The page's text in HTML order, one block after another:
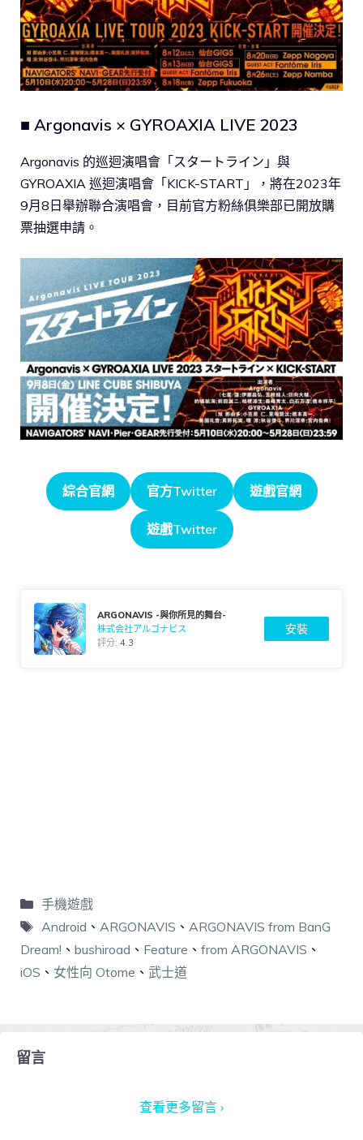
■ Argonavis × GYROAXIA LIVE 2023
Argonavis 的巡迴演唱會「スタートライン」與
GYROAXIA 巡迴演唱會「KICK-START」，將在2023年
9月8日舉辦聯合演唱會，目前官方粉絲俱樂部已開放購
票抽選申請。
綜合官網 官方Twitter 遊戲官網
遊戲Twitter
ARGONAVIS -與你所見的舞台-
株式会社アルゴナビス
評分:4.3
安裝
手機遊戲
Android 、 ARGONAVIS 、 ARGONAVIS from BanG
Dream! 、 bushiroad 、 Feature 、 from ARGONAVIS 、
iOS 、 女性向 Otome 、 武士道
留言
查看更多留言 ›